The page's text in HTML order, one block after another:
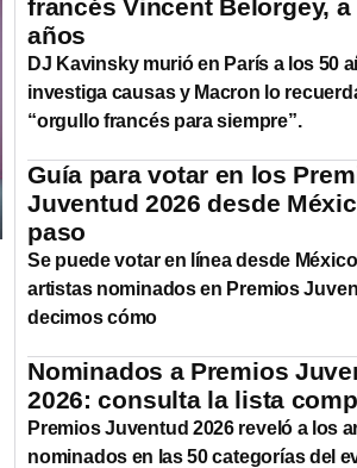
francés Vincent Belorgey, a
años
DJ Kavinsky murió en París a los 50
investiga causas y Macron lo
“orgullo francés para siempre”.
Guía para votar en los
Juventud 2026 desde
paso
Se puede votar en línea desde
artistas nominados en Premios
decimos cómo
Nominados a Premios
2026: consulta la lista
Premios Juventud 2026 reveló a los
nominados en las 50 categorías del